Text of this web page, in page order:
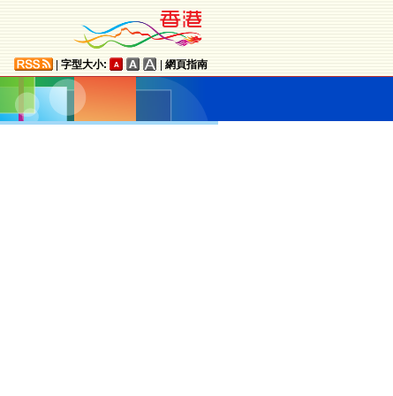
字型大小: 網頁指南